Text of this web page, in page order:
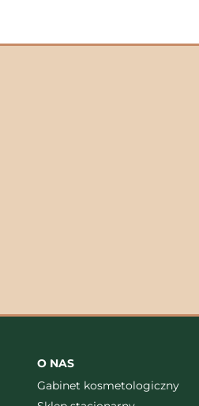
O NAS
Gabinet kosmetologiczny